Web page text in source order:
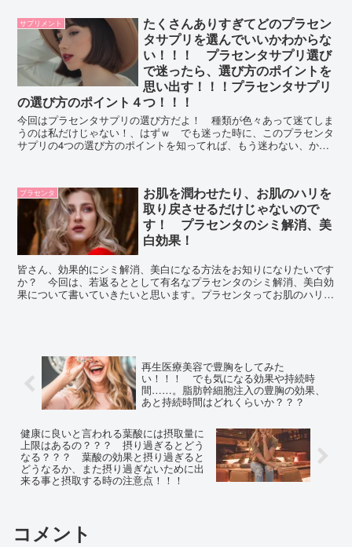
サプリメント
たくさんありすぎてどのプラセン
タサプリを選んでいいかわからな
い！！！ プラセンタサプリ選び
で迷ったら、選び方のポイントを
思い出す！！！プラセンタサプリ
の選び方のポイント４つ！！！
今回はプラセンタサプリの選び方だよ！ 種類が色々あって迷てしま
うのは私だけじゃない！、はずｗ でも迷った時に、このプラセンタ
サプリの4つの選び方のポイントを知ってれば、もう迷わない、か
プラセンタ
お肌を潤わせたり、お肌のハリを
取り戻させるだけじゃないので
す！ プラセンタのシミ解消、美
白効果！
皆さん、効果的にシミ解消、美白になる方法をお知りになりたいです
か？ 今回は、若返るととして有名なプラセンタのシミ解消、美白効
果について書いていきたいと思います。プラセンタってお肌のハリを
再生医療美容で豊胸をしてみた
い！！！ でも気になる効果や持続時
間……。脂肪幹細胞注入の豊胸の効果、
あと持続時間はどれくらいか？？？
健康に良いと言われる葉酸には摂取量に
上限はあるの？？？ 摂り過ぎるとどう
なる？？？ 葉酸の効果と摂り過ぎると
どうなるか、また摂り過ぎないために出
来る事と摂取する時の注意点！！！
コメント